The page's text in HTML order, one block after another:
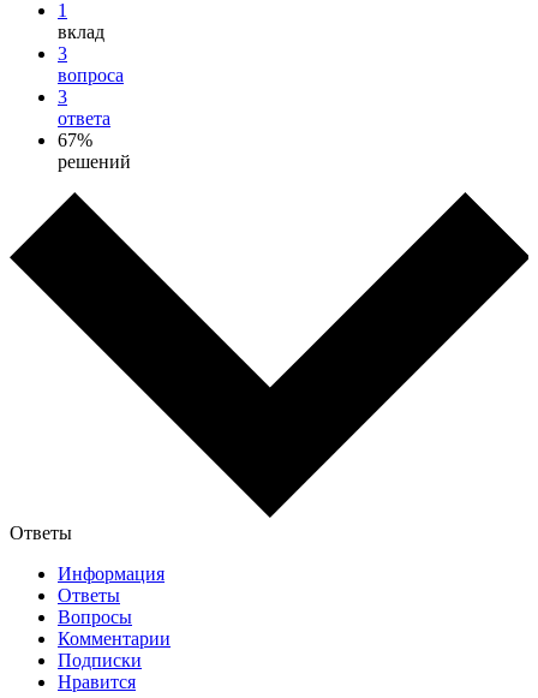
1
вклад
3
вопроса
3
ответа
67%
решений
Ответы
Информация
Ответы
Вопросы
Комментарии
Подписки
Нравится